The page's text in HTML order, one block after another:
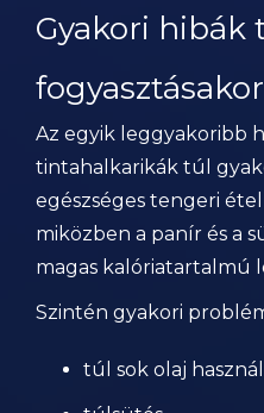
Gyakori hibák
fogyasztásakor
Az egyik leggyakoribb
tintahalkarikák túl
egészséges tengeri
miközben a panír és a
magas kalóriatartalmú
Szintén gyakori
túl sok olaj